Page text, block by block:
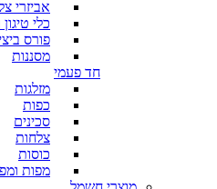
אביזרי
כלי
פורס
מסננות
חד פעמי
מזלגות
כפות
סכינים
צלחות
כוסות
מפות